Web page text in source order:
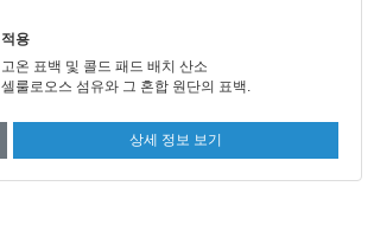
적용
고온 표백 및 콜드 패드 배치 산소
셀룰로오스 섬유와 그 혼합 원단의 표백.
상세 정보 보기